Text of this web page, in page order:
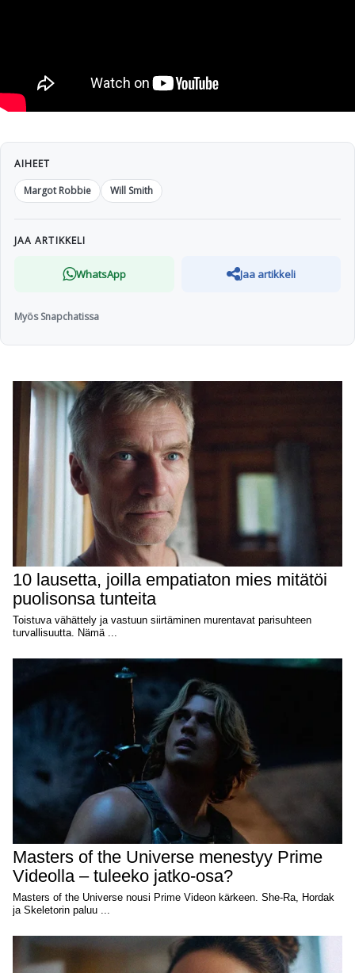
AIHEET
Margot Robbie
Will Smith
JAA ARTIKKELI
WhatsApp Jaa artikkeli
Myös Snapchatissa